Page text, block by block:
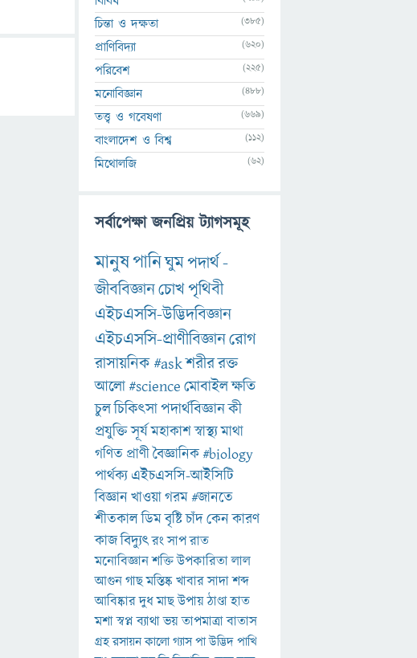
চিন্তা ও দক্ষতা (385)
প্রাণিবিদ্যা (620)
পরিবেশ (225)
মনোবিজ্ঞান (488)
তত্ত্ব ও গবেষণা (669)
বাংলাদেশ ও বিশ্ব (112)
মিথোলজি (62)
সর্বাপেক্ষা জনপ্রিয় ট্যাগসমূহ
মানুষপানিঘুমপদার্থ-
জীববিজ্ঞানচোখপৃথিবী
এইচএসসি-উদ্ভিদবিজ্ঞান
এইচএসসি-প্রাণীবিজ্ঞানরোগ
রাসায়নিক#askশরীররক্ত
আলো#scienceমোবাইলক্ষতি
চুলচিকিৎসাপদার্থবিজ্ঞানকী
প্রযুক্তিসূর্যমহাকাশস্বাস্থ্যমাথা
গণিত প্রাণীবৈজ্ঞানিক#biology
পার্থক্য এইচএসসি-আইসিটি
বিজ্ঞানখাওয়াগরম#জানতে
শীতকালডিমবৃষ্টিচাঁদকেনকারণ
কাজবিদ্যুৎরংসাপরাত
মনোবিজ্ঞানশক্তিউপকারিতালাল
আগুনগাছমস্তিষ্কখাবারসাদাশব্দ
আবিষ্কারদুধমাছউপায়ঠাণ্ডাহাত
মশাস্বপ্নব্যাথাভয়তাপমাত্রাবাতাস
গ্রহরসায়নকালোগ্যাসপাউদ্ভিদপাখি